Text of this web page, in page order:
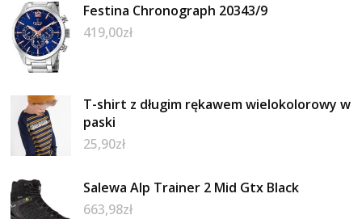
Festina Chronograph 20343/9
419,00zł
T-shirt z długim rękawem wielokolorowy w
paski
25,90zł
Salewa Alp Trainer 2 Mid Gtx Black
663,98zł